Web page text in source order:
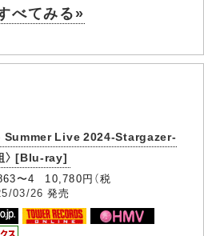
べてみる»
Live 2024-Stargazer-
〉 [Blu-ray]
〜4 10,780円（税
03/26 発売